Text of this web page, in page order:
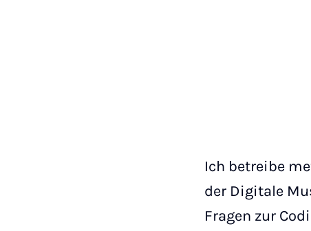
Ich betreibe
der Digitale
Fragen zur